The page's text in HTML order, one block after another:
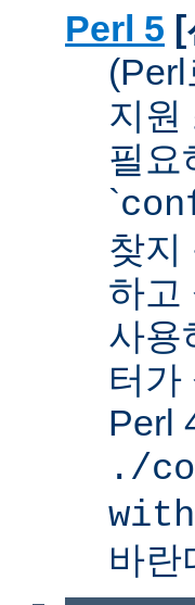
Perl 5 [
지원
필요
`
찾지
하고
사용
터가
Perl
./
바란